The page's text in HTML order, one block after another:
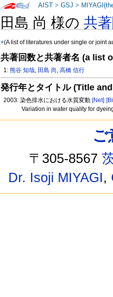
田島 尚 様の共
+(A list of literatures under single or joint
共著回数と共著者名 (a list
1:熊谷 知哉, 田島 尚,高橋 信行
発行年とタイトル (Title
2003: 染色排水における水質変動 [Net]
Variation in water quality for
AIST >GSJ >
ご
〒305-8567
Dr. Isoji MIYAGI,